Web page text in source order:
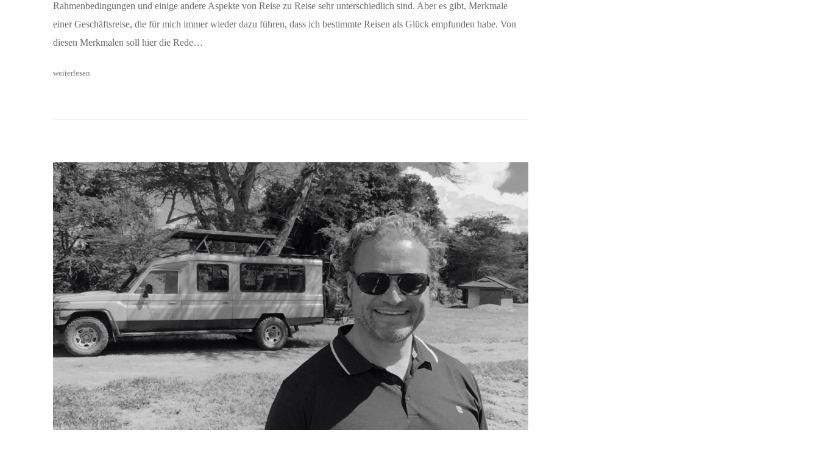
Rahmenbedingungen und einige andere Aspekte von Reise zu Reise sehr unterschiedlich sind. Aber es gibt, Merkmale
einer Geschäftsreise, die für mich immer wieder dazu führen, dass ich bestimmte Reisen als Glück empfunden habe. Von
diesen Merkmalen soll hier die Rede…
weiterlesen